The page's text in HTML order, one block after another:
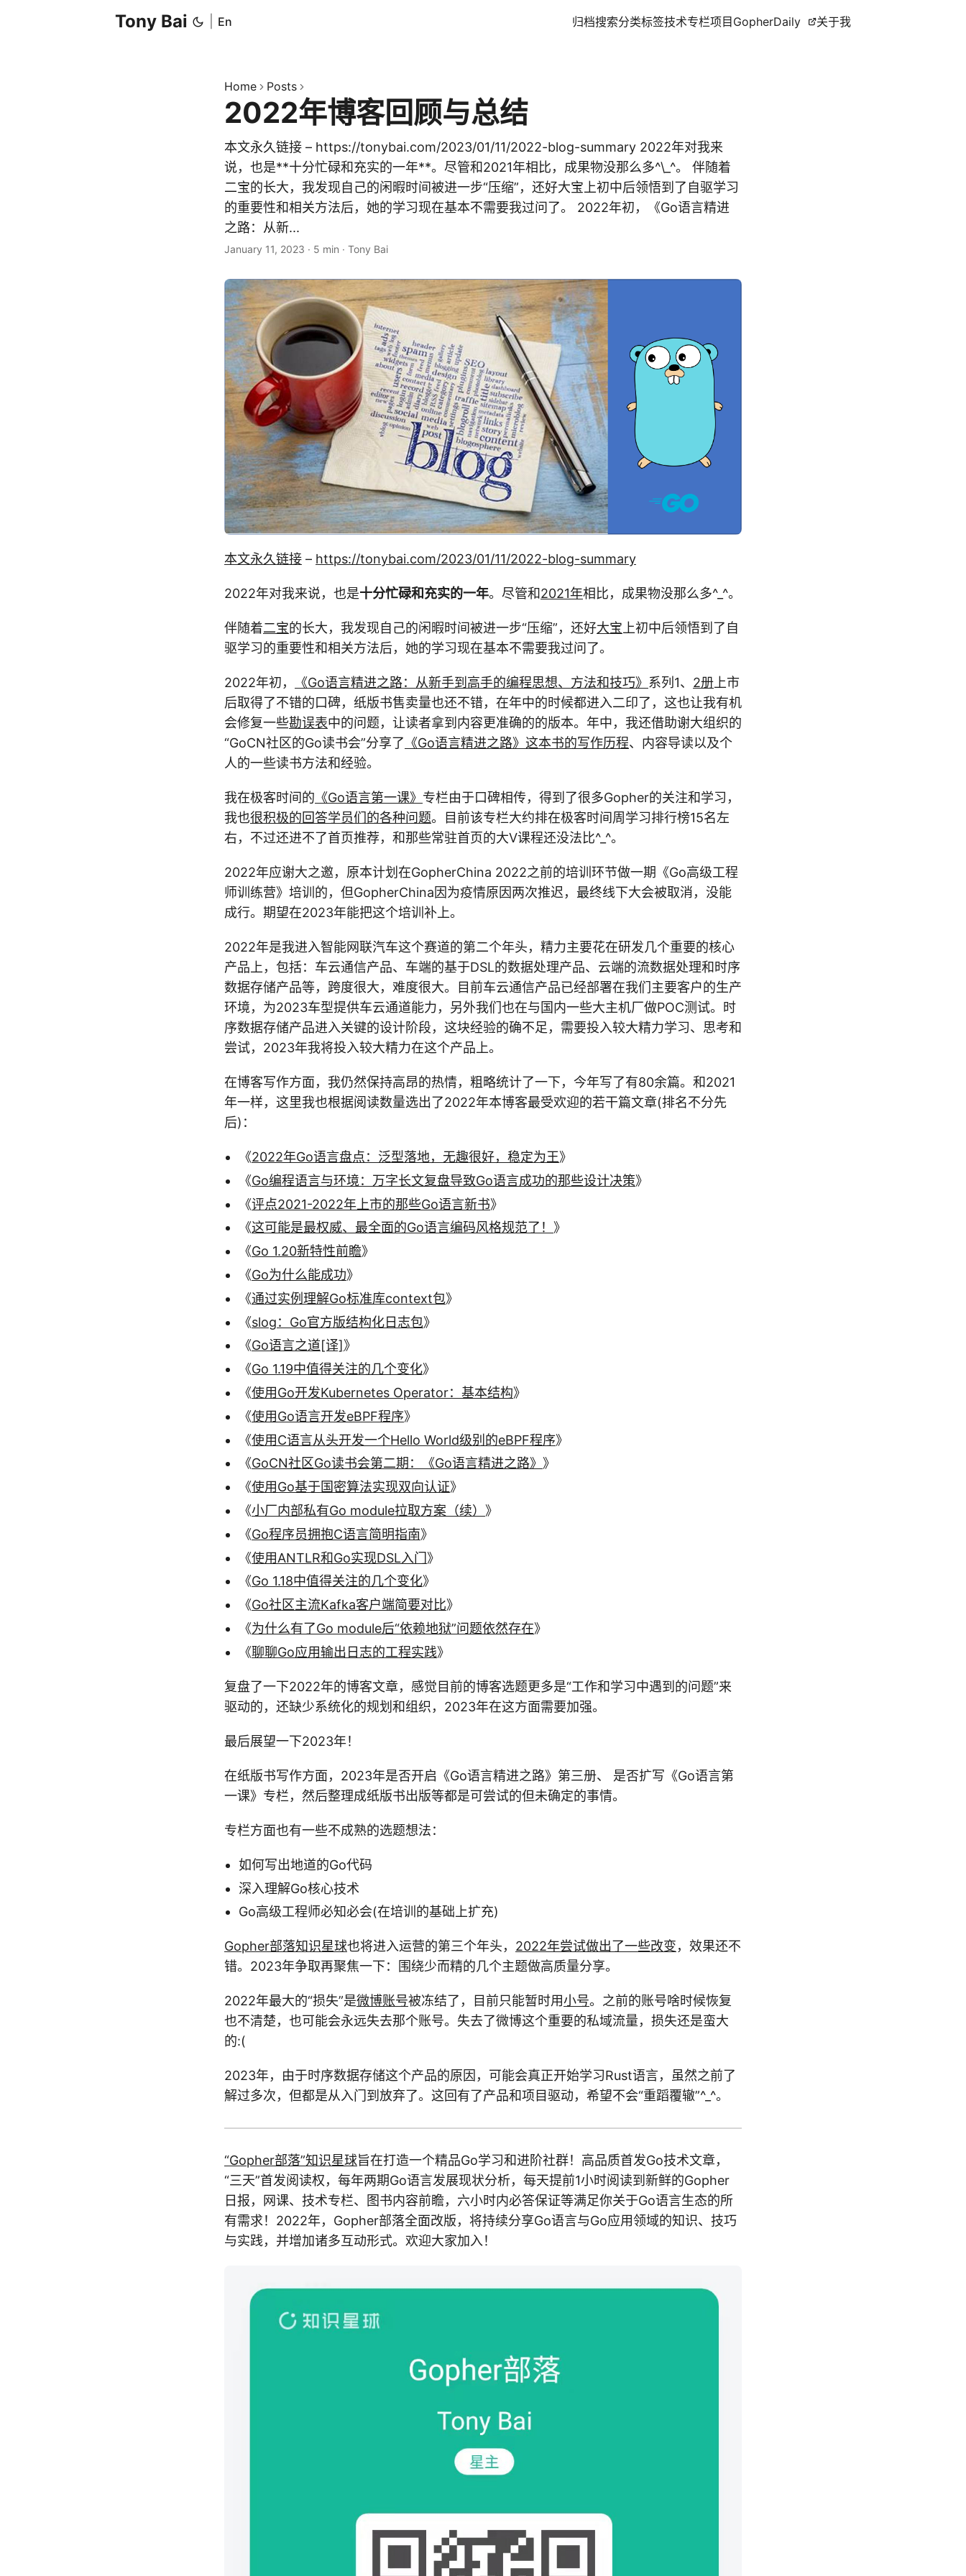
Tony Bai En 归档搜索分类标签技术专栏项目 GopherDaily 关于我
Home Posts
2022年博客回顾与总结
本文永久链接 – https://tonybai.com/2023/01/11/2022-blog-summary 2022年对我来
说，也是**十分忙碌和充实的一年**。尽管和2021年相比，成果物没那么多^\_^。 伴随着
二宝的长大，我发现自己的闲暇时间被进一步“压缩”，还好大宝上初中后领悟到了自驱学习
的重要性和相关方法后，她的学习现在基本不需要我过问了。 2022年初，《Go语言精进
之路：从新...
January 11, 2023 · 5 min · Tony Bai
本文永久链接 – https://tonybai.com/2023/01/11/2022-blog-summary
2022年对我来说，也是十分忙碌和充实的一年。尽管和2021年相比，成果物没那么多^_^。
伴随着二宝的长大，我发现自己的闲暇时间被进一步“压缩”，还好大宝 上初中后领悟到了自
驱学习的重要性和相关方法后，她的学习现在基本不需要我过问了。
2022年初， 《Go语言精进之路：从新手到高手的编程思想、方法和技巧》 系列1、 2册 上市
后取得了不错的口碑，纸版书售卖量也还不错，在年中的时候都进入二印了，这也让我有机
会修复一些勘误表中的问题，让读者拿到内容更准确的的版本。年中，我还借助谢大组织的
“GoCN社区的Go读书会”分享了 《Go语言精进之路》这本书的写作历程、内容导读以及个
人的一些读书方法和经验。
我在极客时间的 《Go语言第一课》 专栏由于口碑相传，得到了很多Gopher的关注和学习，
我也很积极的回答学员们的各种问题。目前该专栏大约排在极客时间周学习排行榜15名左
右，不过还进不了首页推荐，和那些常驻首页的大V课程还没法比^_^。
2022年应谢大之邀，原本计划在GopherChina 2022之前的培训环节做一期《Go高级工程
师训练营》培训的，但GopherChina因为疫情原因两次推迟，最终线下大会被取消，没能
成行。期望在2023年能把这个培训补上。
2022年是我进入智能网联汽车这个赛道的第二个年头，精力主要花在研发几个重要的核心
产品上，包括：车云通信产品、车端的基于DSL的数据处理产品、云端的流数据处理和时序
数据存储产品等，跨度很大，难度很大。目前车云通信产品已经部署在我们主要客户的生产
环境，为2023车型提供车云通道能力，另外我们也在与国内一些大主机厂做POC测试。时
序数据存储产品进入关键的设计阶段，这块经验的确不足，需要投入较大精力学习、思考和
尝试，2023年我将投入较大精力在这个产品上。
在博客写作方面，我仍然保持高昂的热情，粗略统计了一下，今年写了有80余篇。和2021
年一样，这里我也根据阅读数量选出了2022年本博客最受欢迎的若干篇文章(排名不分先
后)：
《2022年Go语言盘点：泛型落地，无趣很好，稳定为王》
《Go编程语言与环境：万字长文复盘导致Go语言成功的那些设计决策》
《评点2021-2022年上市的那些Go语言新书》
《这可能是最权威、最全面的Go语言编码风格规范了！ 》
《Go 1.20新特性前瞻》
《Go为什么能成功》
《通过实例理解Go标准库context包》
《slog：Go官方版结构化日志包》
《Go语言之道[译]》
《Go 1.19中值得关注的几个变化》
《使用Go开发Kubernetes Operator：基本结构》
《使用Go语言开发eBPF程序》
《使用C语言从头开发一个Hello World级别的eBPF程序》
《GoCN社区Go读书会第二期：《Go语言精进之路》 》
《使用Go基于国密算法实现双向认证》
《小厂内部私有Go module拉取方案（续） 》
《Go程序员拥抱C语言简明指南》
《使用ANTLR和Go实现DSL入门》
《Go 1.18中值得关注的几个变化》
《Go社区主流Kafka客户端简要对比》
《为什么有了Go module后“依赖地狱”问题依然存在》
《聊聊Go应用输出日志的工程实践》
复盘了一下2022年的博客文章，感觉目前的博客选题更多是“工作和学习中遇到的问题”来
驱动的，还缺少系统化的规划和组织，2023年在这方面需要加强。
最后展望一下2023年！
在纸版书写作方面，2023年是否开启《Go语言精进之路》第三册、 是否扩写《Go语言第
一课》专栏，然后整理成纸版书出版等都是可尝试的但未确定的事情。
专栏方面也有一些不成熟的选题想法：
如何写出地道的Go代码
深入理解Go核心技术
Go高级工程师必知必会(在培训的基础上扩充)
Gopher部落知识星球也将进入运营的第三个年头， 2022年尝试做出了一些改变，效果还不
错。2023年争取再聚焦一下：围绕少而精的几个主题做高质量分享。
2022年最大的“损失”是微博账号被冻结了，目前只能暂时用小号。之前的账号啥时候恢复
也不清楚，也可能会永远失去那个账号。失去了微博这个重要的私域流量，损失还是蛮大
的:(
2023年，由于时序数据存储这个产品的原因，可能会真正开始学习Rust语言，虽然之前了
解过多次，但都是从入门到放弃了。这回有了产品和项目驱动，希望不会“重蹈覆辙”^_^。
“Gopher部落”知识星球旨在打造一个精品Go学习和进阶社群！高品质首发Go技术文章，
“三天”首发阅读权，每年两期Go语言发展现状分析，每天提前1小时阅读到新鲜的Gopher
日报，网课、技术专栏、图书内容前瞻，六小时内必答保证等满足你关于Go语言生态的所
有需求！2022年，Gopher部落全面改版，将持续分享Go语言与Go应用领域的知识、技巧
与实践，并增加诸多互动形式。欢迎大家加入！